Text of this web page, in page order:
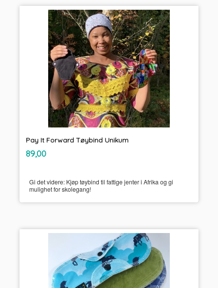
Pay It Forward Tøybind Unikum
Pris
89,00mva.
Gi det videre: Kjøp tøybind til fattige jenter i Afrika og gi
mulighet for skolegang!